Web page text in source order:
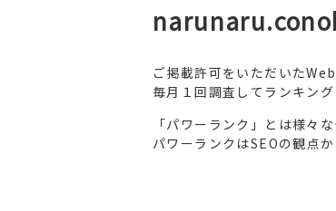
ご掲載許可をいただいた
毎月１回調査してランキング
「パワーランク」とは様々
パワーランクはSEOの観点